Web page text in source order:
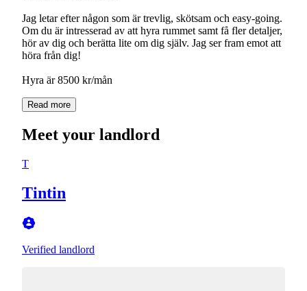
Jag letar efter någon som är trevlig, skötsam och easy-going.
Om du är intresserad av att hyra rummet samt få fler detaljer,
hör av dig och berätta lite om dig själv. Jag ser fram emot att
höra från dig!
Read more
Meet your landlord
T
Tintin
Verified landlord